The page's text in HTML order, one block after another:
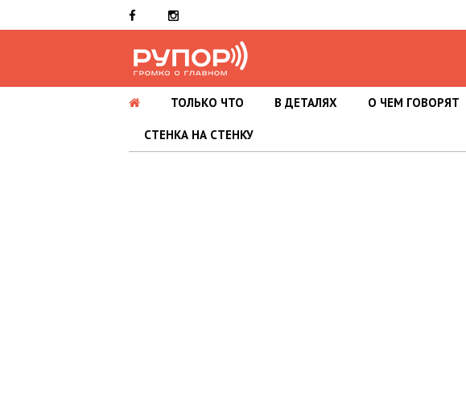
ТОЛЬКО ЧТО В ДЕТАЛЯХ О ЧЕМ ГОВОРЯТ
СТЕНКА НА СТЕНКУ